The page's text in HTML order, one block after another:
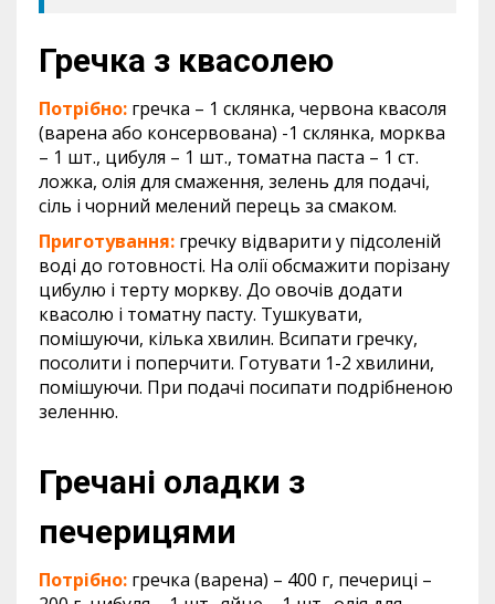
Гречка з квасолею
Потрібно: гречка – 1 склянка, червона квасоля
(варена або консервована) -1 склянка, морква
– 1 шт., цибуля – 1 шт., томатна паста – 1 ст.
ложка, олія для смаження, зелень для подачі,
сіль і чорний мелений перець за смаком.
Приготування: гречку відварити у підсоленій
воді до готовності. На олії обсмажити порізану
цибулю і терту моркву. До овочів додати
квасолю і томатну пасту. Тушкувати,
помішуючи, кілька хвилин. Всипати гречку,
посолити і поперчити. Готувати 1-2 хвилини,
помішуючи. При подачі посипати подрібненою
зеленню.
Гречані оладки з
печерицями
Потрібно: гречка (варена) – 400 г, печериці –